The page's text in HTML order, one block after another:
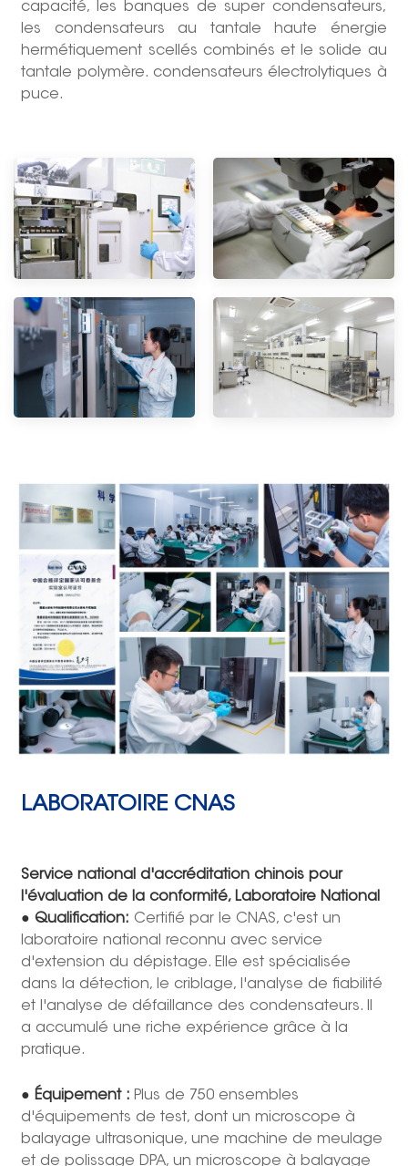
capacité, les banques de super condensateurs,
les condensateurs au tantale haute énergie
hermétiquement scellés combinés et le solide au
tantale polymère. condensateurs électrolytiques à
puce.
LABORATOIRE CNAS
Service national d'accréditation chinois pour
l'évaluation de la conformité, Laboratoire National
●Qualification: Certifié par le CNAS, c'est un
laboratoire national reconnu avec service
d'extension du dépistage. Elle est spécialisée
dans la détection, le criblage, l'analyse de fiabilité
et l'analyse de défaillance des condensateurs. Il
a accumulé une riche expérience grâce à la
pratique.
● Équipement : Plus de 750 ensembles
d'équipements de test, dont un microscope à
balayage ultrasonique, une machine de meulage
et de polissage DPA, un microscope à balayage